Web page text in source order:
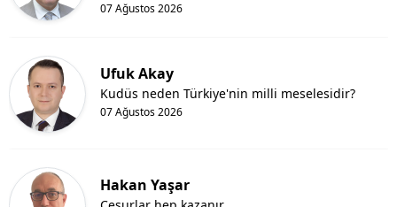
07 Ağustos 2026
Ufuk Akay
07 Ağustos 2026
Kudüs neden Türkiye'nin milli meselesidir?
Hakan Yaşar